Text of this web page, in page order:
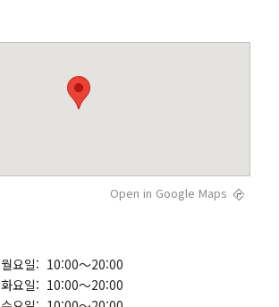
Open in Google Maps
월요일: 10:00～20:00
화요일: 10:00～20:00